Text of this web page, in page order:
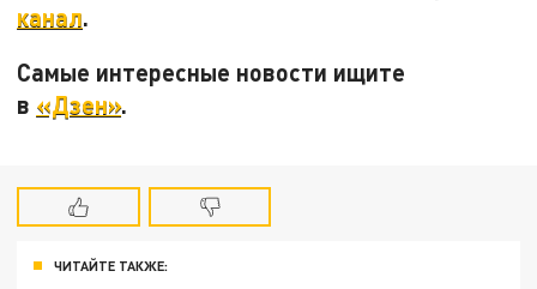
канал.
Самые интересные новости ищите
в «Дзен».
ЧИТАЙТЕ ТАКЖЕ: